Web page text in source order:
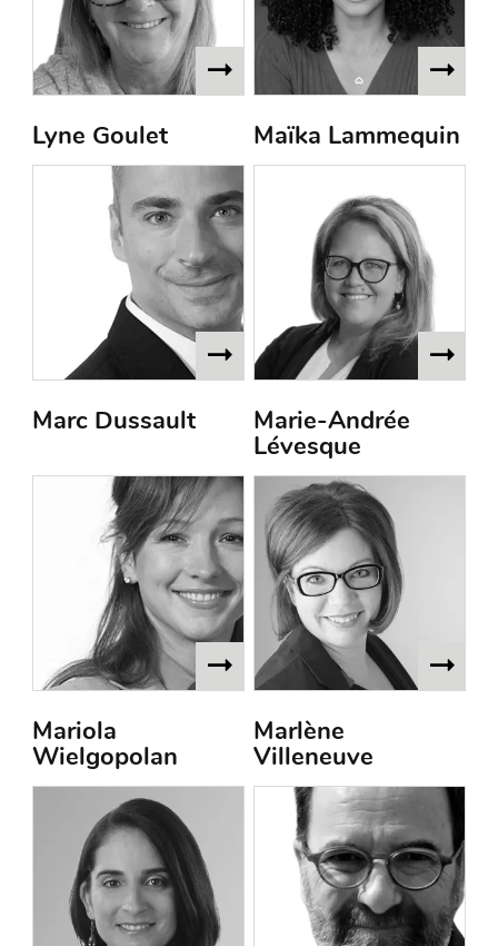
Lyne Goulet Maïka Lammequin
Marc Dussault Marie-Andrée
Lévesque
Mariola
Wielgopolan
Marlène
Villeneuve